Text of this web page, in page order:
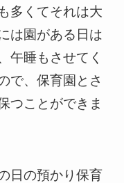
多くてそれは大
は園がある日は
午睡もさせてく
で、保育園とさ
つことができま
日の預かり保育